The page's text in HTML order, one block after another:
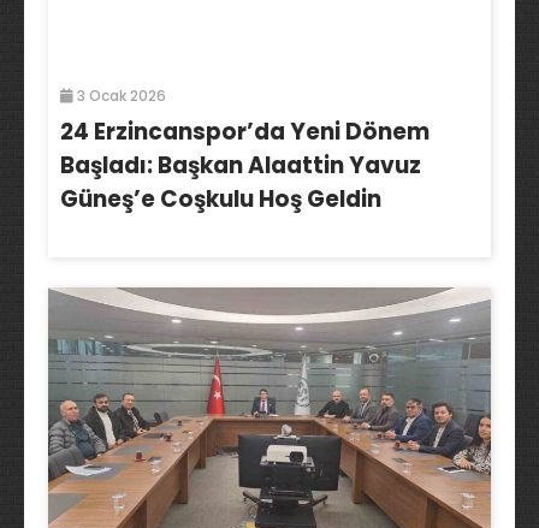
3 Ocak 2026
24 Erzincanspor’da Yeni Dönem
Başladı: Başkan Alaattin Yavuz
Güneş’e Coşkulu Hoş Geldin